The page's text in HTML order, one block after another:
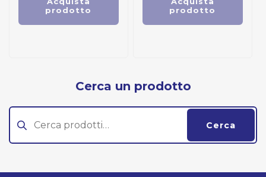
prodotto
prodotto
Cerca un prodotto
Cerca:
Cerca